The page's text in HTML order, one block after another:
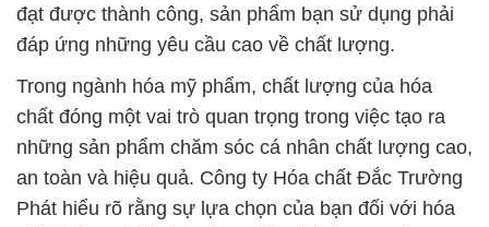
đạt được thành công, sản phẩm bạn sử dụng phải
đáp ứng những yêu cầu cao về chất lượng.
Trong ngành hóa mỹ phẩm, chất lượng của hóa
chất đóng một vai trò quan trọng trong việc tạo ra
những sản phẩm chăm sóc cá nhân chất lượng cao,
an toàn và hiệu quả. Công ty Hóa chất Đắc Trường
Phát hiểu rõ rằng sự lựa chọn của bạn đối với hóa